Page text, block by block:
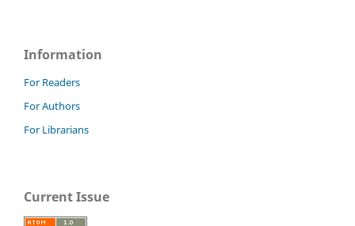
Information
For Readers
For Authors
For Librarians
Current Issue